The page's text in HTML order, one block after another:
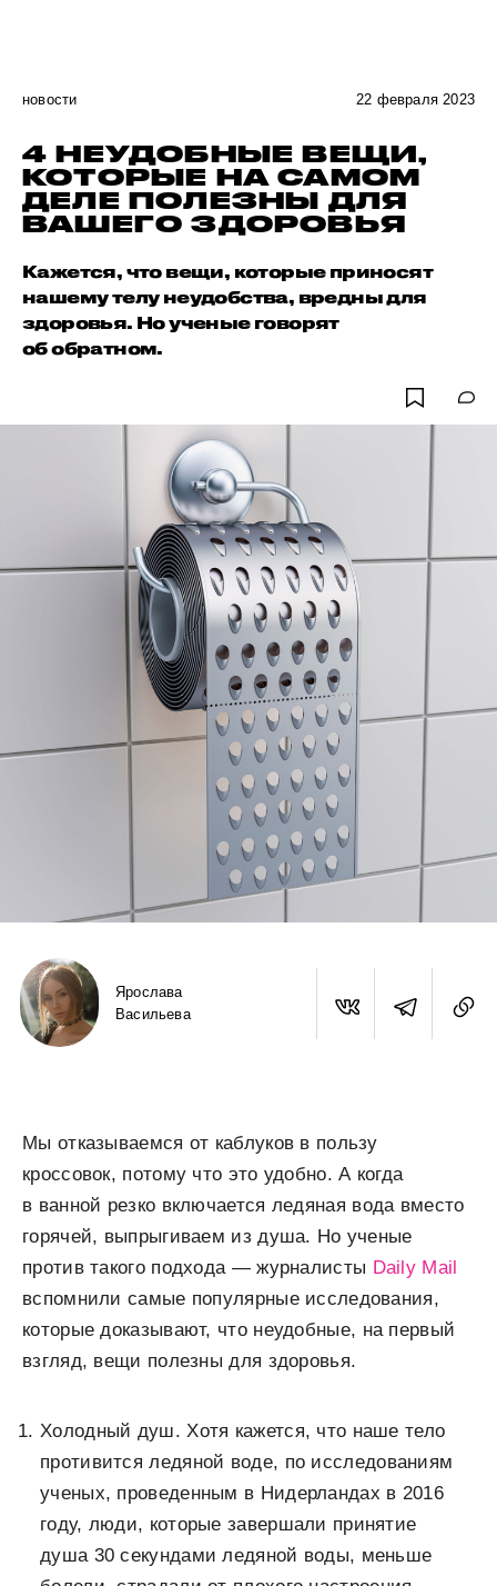
новости 22 февраля 2023
4 НЕУДОБНЫЕ ВЕЩИ,
КОТОРЫЕ НА САМОМ
ДЕЛЕ ПОЛЕЗНЫ ДЛЯ
ВАШЕГО ЗДОРОВЬЯ
Кажется, что вещи, которые приносят
нашему телу неудобства, вредны для
здоровья. Но ученые говорят
об обратном.
Ярослава
Васильева
Мы отказываемся от каблуков в пользу
кроссовок, потому что это удобно. А когда
в ванной резко включается ледяная вода вместо
горячей, выпрыгиваем из душа. Но ученые
против такого подхода — журналисты Daily Mail
вспомнили самые популярные исследования,
которые доказывают, что неудобные, на первый
взгляд, вещи полезны для здоровья.
Холодный душ. Хотя кажется, что наше тело
противится ледяной воде, по исследованиям
ученых, проведенным в Нидерландах в 2016
году, люди, которые завершали принятие
душа 30 секундами ледяной воды, меньше